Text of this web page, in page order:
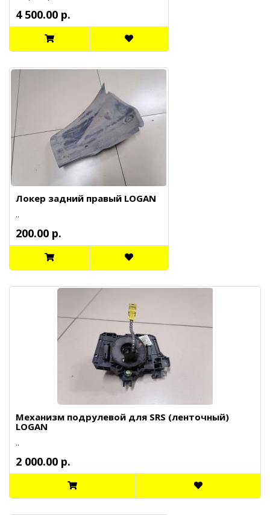
4 500.00 р.
Локер задний правый LOGAN
..
200.00 р.
Механизм подрулевой для SRS (ленточный)
LOGAN
..
2 000.00 р.